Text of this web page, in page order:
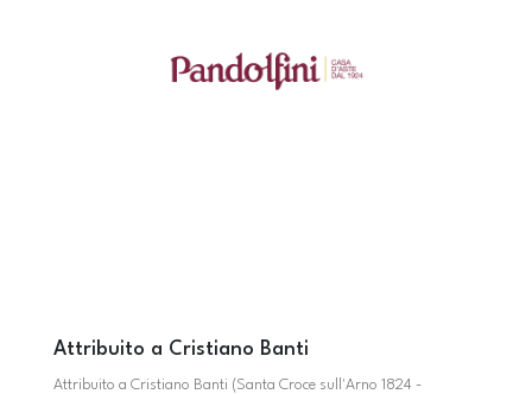
Attribuito a Cristiano Banti
Attribuito a Cristiano Banti (Santa Croce sull'Arno 1824 -